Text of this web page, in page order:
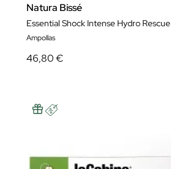
Natura Bissé
Essential Shock Intense Hydro Rescue
Ampollas
46,80 €